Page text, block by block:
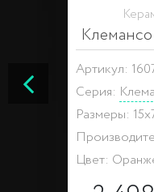
Артикул:
Серия:
Размеры:
Цвет: